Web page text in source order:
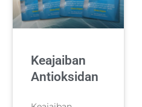
Keajaiban
Antioksidan